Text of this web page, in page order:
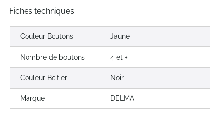
Fiches techniques
Couleur Boutons Jaune
Nombre de boutons 4 et +
Couleur Boitier Noir
Marque DELMA